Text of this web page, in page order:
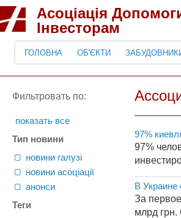
Асоціація
Інвесторам
ГОЛОВНА ОБ'ЄКТИ
Фильтровать по:
показать все
Тип новини
новини галузі
новини асоціації
анонси
Теги
97%
97%
В Украине
За
млрд грн.